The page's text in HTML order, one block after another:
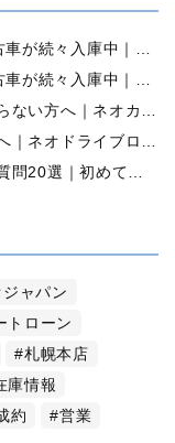
【最新在庫入荷】札幌・函館で人気の中古車が続々入庫中｜早い者勝ち！【ダイハツ ミラココア660プラスX 4WD】
【最新在庫入荷】札幌・函館で人気の中古車が続々入庫中｜早い者勝ち！【ホンダ N-BOX660カスタムG Lパッケージ 4WD】
【2026年最新版】希望の中古車が見つからない方へ｜ネオカーオーダーで理想の一台を全国からお探しします
【2026年最新版】ローンに不安がある方へ｜ネオドライブローンの窓口で新しいカーライフをサポート
【2026年最新版】中古車購入でよくある質問20選｜初めての方でも失敗しない完全ガイド【札幌・北海道対応】
ャパン
トローン
札幌本店
庫情報
約
営業